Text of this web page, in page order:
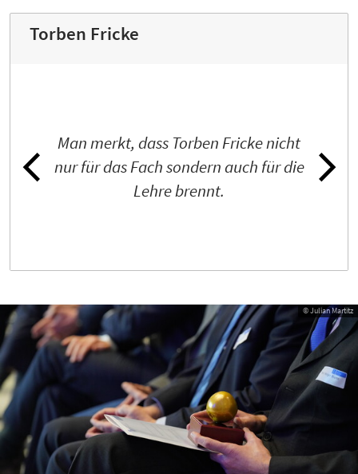
Torben Fricke
Man merkt, dass Torben Fricke nicht
nur für das Fach sondern auch für die
Lehre brennt.
© Julian Martitz